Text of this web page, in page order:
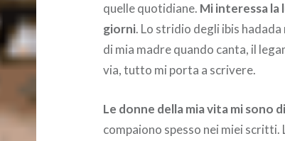
quelle quotidiane. Mi interessa
giorni. Lo stridio degli ibis
di mia madre quando canta, il
via, tutto mi porta a scrivere.
Le donne della mia vita mi sono
compaiono spesso nei miei scritti.